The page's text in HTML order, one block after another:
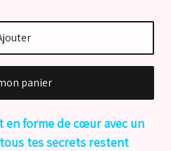
panier
en forme de cœur avec un
tes secrets restent